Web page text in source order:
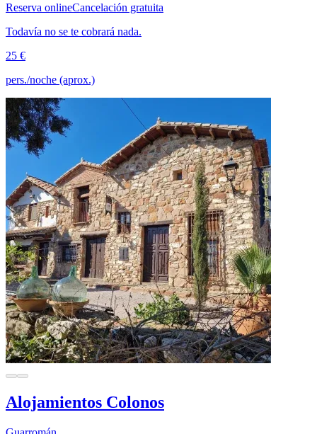
Reserva onlineCancelación gratuita
Todavía no se te cobrará nada.
25 €
pers./noche (aprox.)
Alojamientos Colonos